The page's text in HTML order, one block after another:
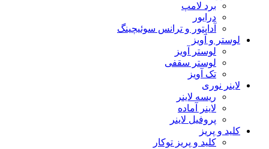
برد لامپ
درایور
آداپتور و ترانس سوئیچینگ
لوستر و آویز
لوستر آویز
لوستر سقفی
تک آویز
لاینر نوری
ریسه لاینر
لاینر آماده
پروفیل لاینر
کلید و پریز
کلید و پریز توکار